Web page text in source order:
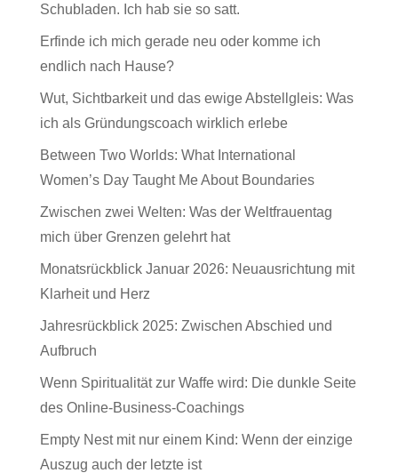
Schubladen. Ich hab sie so satt.
Erfinde ich mich gerade neu oder komme ich
endlich nach Hause?
Wut, Sichtbarkeit und das ewige Abstellgleis: Was
ich als Gründungscoach wirklich erlebe
Between Two Worlds: What International
Women’s Day Taught Me About Boundaries
Zwischen zwei Welten: Was der Weltfrauentag
mich über Grenzen gelehrt hat
Monatsrückblick Januar 2026: Neuausrichtung mit
Klarheit und Herz
Jahresrückblick 2025: Zwischen Abschied und
Aufbruch
Wenn Spiritualität zur Waffe wird: Die dunkle Seite
des Online-Business-Coachings
Empty Nest mit nur einem Kind: Wenn der einzige
Auszug auch der letzte ist